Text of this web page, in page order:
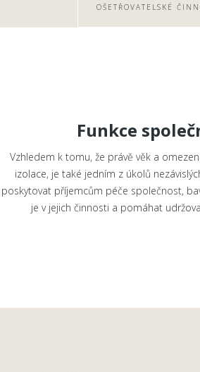
OŠETŘOVATELSKÉ
Funkce
Vzhledem k tomu, že právě věk a
izolace, je také jedním z úkolů
poskytovat příjemcům péče společnost,
je v jejich činnosti a pomáhat